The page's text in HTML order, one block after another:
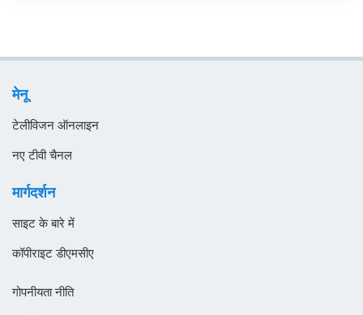
कांगो
मेनू
टेलीविजन ऑनलाइन
नए टीवी चैनल
मार्गदर्शन
साइट के बारे में
कॉपीराइट डीएमसीए
गोपनीयता नीति